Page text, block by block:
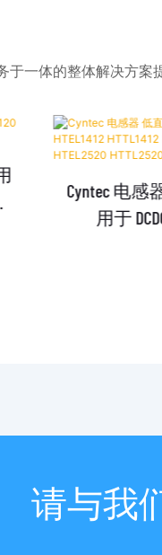
一体的整体解决方案
Cyntec 电感
用于
HTTL1608
请与我